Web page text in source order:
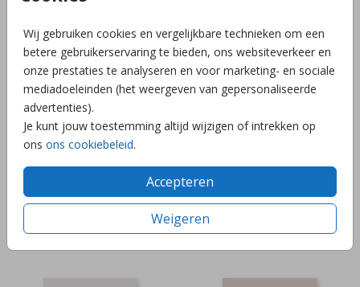
Wij gebruiken cookies en vergelijkbare technieken om een
betere gebruikerservaring te bieden, ons websiteverkeer en
onze prestaties te analyseren en voor marketing- en sociale
mediadoeleinden (het weergeven van gepersonaliseerde
advertenties).
Je kunt jouw toestemming altijd wijzigen of intrekken op
ons ons cookiebeleid.
Accepteren
Weigeren
POSTER+FOLIE POSTER+FOLIE
POSTER+FOLIE POSTER+FOLIE